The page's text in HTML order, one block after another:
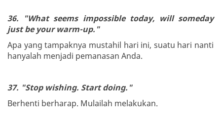
36. "What seems impossible today, will someday
just be your warm-up."
Apa yang tampaknya mustahil hari ini, suatu hari nanti
hanyalah menjadi pemanasan Anda.
37. "Stop wishing. Start doing."
Berhenti berharap. Mulailah melakukan.